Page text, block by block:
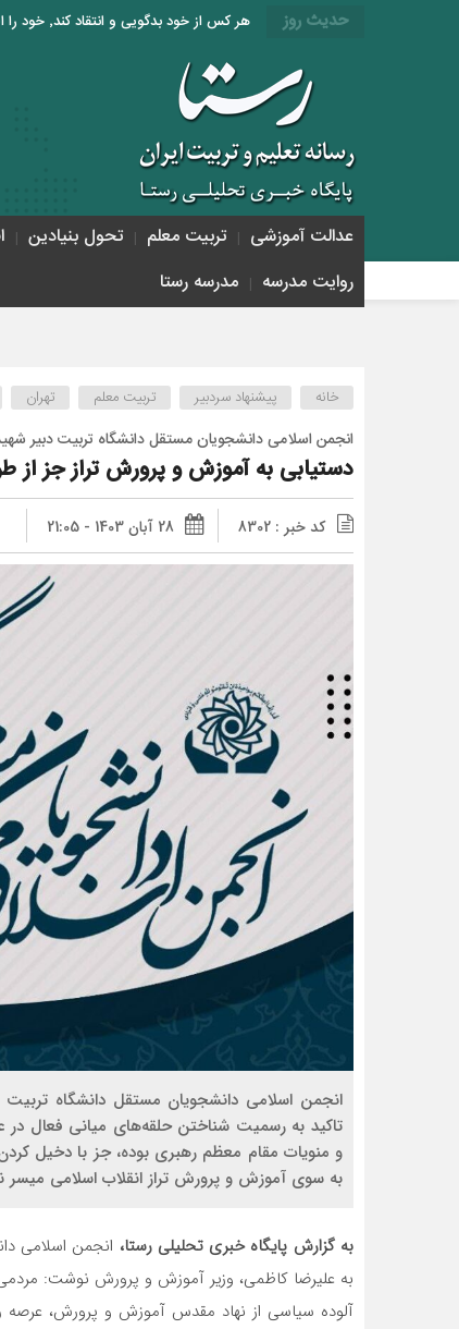
حدیث روز هر کس از خود بدگویی و انتقاد کند٬ خود را اصلاح کرده و هر کس خودستایی نماید٬ پس به تحقیق خویش را تباه نموده است. «امام علی (ع)»
عدالت آموزشی تربیت معلم تحول بنیادین
روایت مدرسه
مدرسه رستا
خانه پیشنهاد سردبیر تربیت معلم تهران
انجمن اسلامی دانشجویان مستقل دانشگاه تربیت دبیر
دستیابی به آموزش و پرورش تراز جز
کد خبر : 8302 28 آبان 1403 - 21:05
انجمن اسلامی دانشجویان مستقل دانشگاه
تاکید به رسمیت شناختن حلقه‌های میانی فعال در
و منویات مقام معظم رهبری بوده، جز با دخیل
به سوی آموزش و پرورش تراز انقلاب اسلامی
به گزارش پایگاه خبری تحلیلی رستا، انجمن اسلامی
به علیرضا کاظمی، وزیر آموزش و پرورش نوشت:
آلوده سیاسی از نهاد مقدس آموزش و پرورش، عرصه